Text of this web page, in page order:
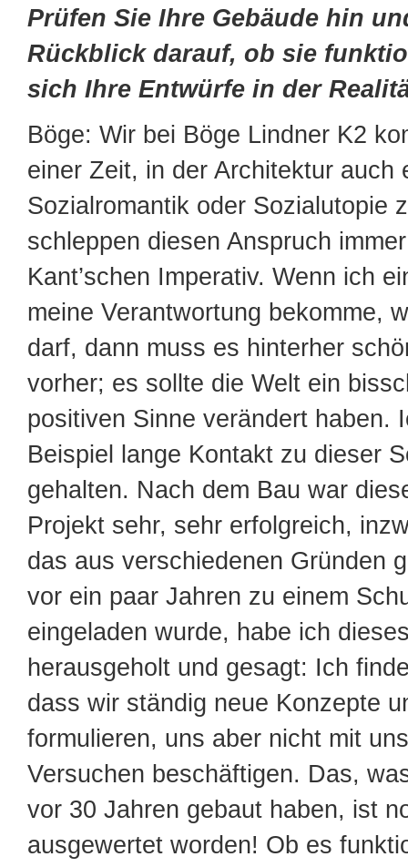
Prüfen Sie Ihre Gebäude hin
Rückblick darauf, ob sie
sich Ihre Entwürfe in der
Böge: Wir bei Böge Lindner K2
einer Zeit, in der Architektur auch
Sozialromantik oder Sozialutopie
schleppen diesen Anspruch
Kant’schen Imperativ. Wenn ich
meine Verantwortung bekomme,
darf, dann muss es hinterher
vorher; es sollte die Welt ein
positiven Sinne verändert haben.
Beispiel lange Kontakt zu dieser
gehalten. Nach dem Bau war
Projekt sehr, sehr erfolgreich,
das aus verschiedenen Gründen
vor ein paar Jahren zu einem
eingeladen wurde, habe ich
herausgeholt und gesagt: Ich
dass wir ständig neue Konzepte
formulieren, uns aber nicht mit
Versuchen beschäftigen. Das,
vor 30 Jahren gebaut haben, ist
ausgewertet worden! Ob es